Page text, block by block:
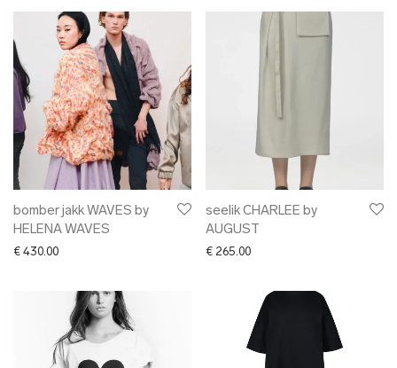
bomber jakk WAVES by
HELENA WAVES
€ 430.00
seelik CHARLEE by
AUGUST
€ 265.00